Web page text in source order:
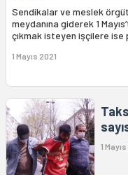
Sendikalar ve meslek
meydanına giderek 1
çıkmak isteyen işçilere ise
1 Mayıs 2021
1